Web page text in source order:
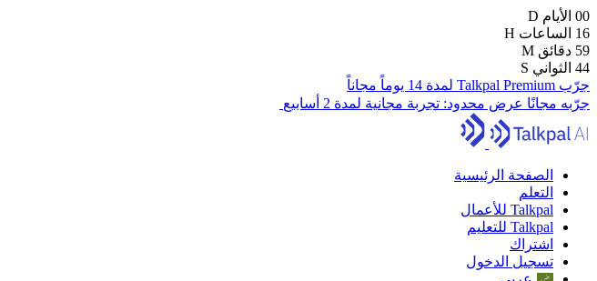
00 الأيام D
16 الساعات H
59 دقائق M
42 الثواني S
جرّب Talkpal Premium لمدة 14 يوماً مجاناً
جرّبه مجانًا عرض محدود: تجربة مجانية لمدة 2 أسابيع
الصفحة الرئيسية
التعلم
Talkpal للأعمال
Talkpal للتعليم
اشتراك
تسجيل الدخول